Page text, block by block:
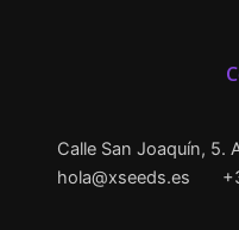
Calle San Joaquín, 5.
hola@xseeds.es